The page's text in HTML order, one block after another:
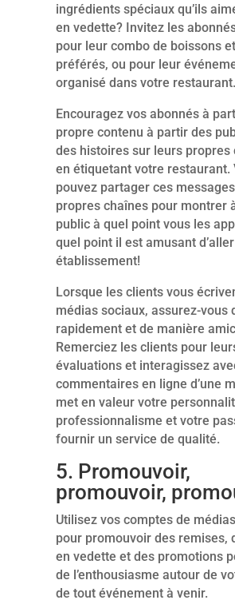
ingrédients spéciaux qu’ils
en vedette? Invitez les
pour leur combo de boissons
préférés, ou pour leur
organisé dans votre restaurant.
Encouragez vos abonnés à
propre contenu à partir des
des histoires sur leurs propres
en étiquetant votre restaurant.
pouvez partager ces
propres chaînes pour montrer
public à quel point vous les
quel point il est amusant
établissement!
Lorsque les clients vous
médias sociaux, assurez-vous
rapidement et de manière
Remerciez les clients pour
évaluations et interagissez
commentaires en ligne d’une
met en valeur votre
professionnalisme et votre
fournir un service de qualité.
5. Promouvoir,
promouvoir,
Utilisez vos comptes de
pour promouvoir des remises,
en vedette et des promotions
de l’enthousiasme autour de
de tout événement à venir.